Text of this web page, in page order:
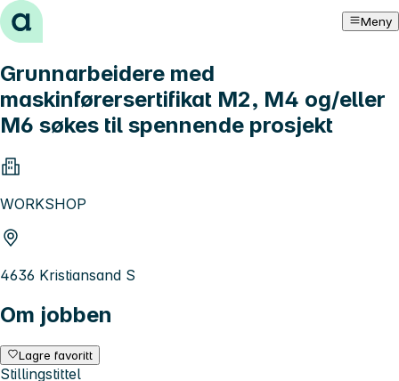
Hopp til innhold Meny
Grunnarbeidere med
maskinførersertifikat M2, M4 og/eller
M6 søkes til spennende prosjekt
WORKSHOP
4636 Kristiansand S
Om jobben
Lagre favoritt
Stillingstittel